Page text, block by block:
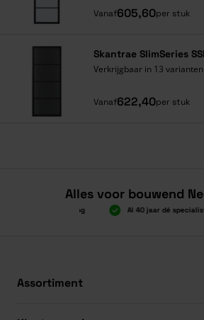
Vanaf605,60per stuk
Skantrae SlimSeries
Verkrijgbaar in 13 varianten
Vanaf622,40per stuk
Alles voor bouwend
Al 40 jaar dé specialist
Assortiment